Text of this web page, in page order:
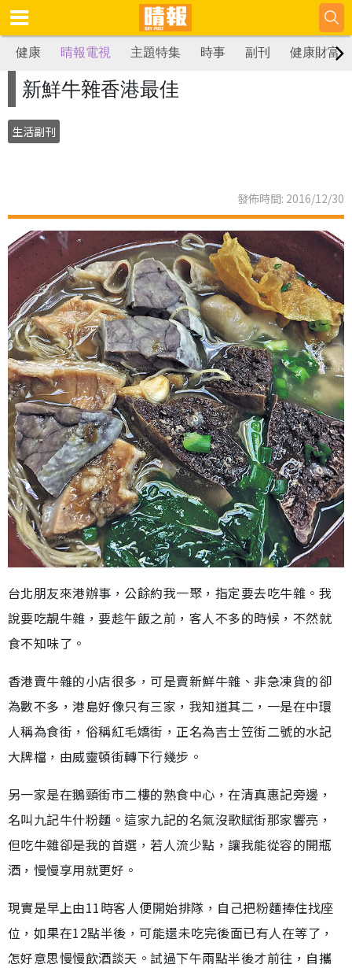
健康 晴報電視 主題特集 時事 副刊 健康財富
新鮮牛雜香港最佳
生活副刊
發佈時間: 2016/12/30
台北朋友來港辦事，公餘約我一聚，指定要去吃牛雜。我
說要吃靚牛雜，要趁午飯之前，客人不多的時候，不然就
食不知味了。
香港賣牛雜的小店很多，可是賣新鮮牛雜、非急凍貨的卻
為數不多，港島好像只有三家，我知道其二，一是在中環
人稱為食街，俗稱紅毛嬌街，正名為吉士笠街二號的水記
大牌檔，由威靈頓街轉下行幾步。
另一家是在鵝頸街市二樓的熟食中心，在清真惠記旁邊，
名叫九記牛什粉麵。這家九記的名氣沒歌賦街那家響亮，
但吃牛雜卻是我的首選，若人流少點，讓我能從容的開瓶
酒，慢慢享用就更好。
現實是早上由11時客人便開始排隊，自己把粉麵捧住找座
位，如果在12點半後，可能還未吃完後面已有人在等了，
怎好意思慢慢飲酒談天。試過下午兩點半後才前往，自攜